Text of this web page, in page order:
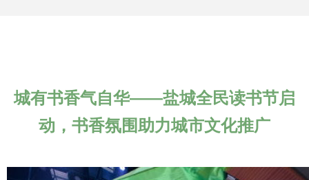
城有书香气自华——盐城全民读书节启
动，书香氛围助力城市文化推广